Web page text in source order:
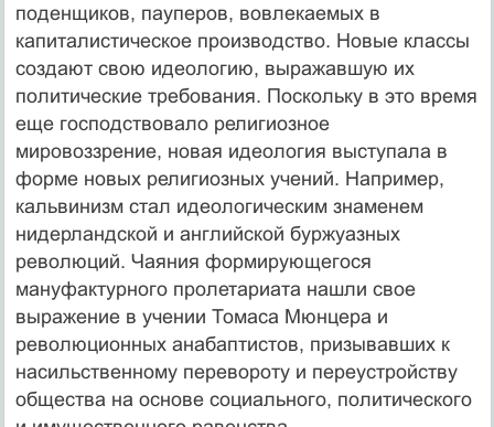
поденщиков, пауперов, вовлекаемых в
капиталистическое производство. Новые классы
создают свою идеологию, выражавшую их
политические требования. Поскольку в это время
еще господствовало религиозное
мировоззрение, новая идеология выступала в
форме новых религиозных учений. Например,
кальвинизм стал идеологическим знаменем
нидерландской и английской буржуазных
революций. Чаяния формирующегося
мануфактурного пролетариата нашли свое
выражение в учении Томаса Мюнцера и
революционных анабаптистов, призывавших к
насильственному перевороту и переустройству
общества на основе социального, политического